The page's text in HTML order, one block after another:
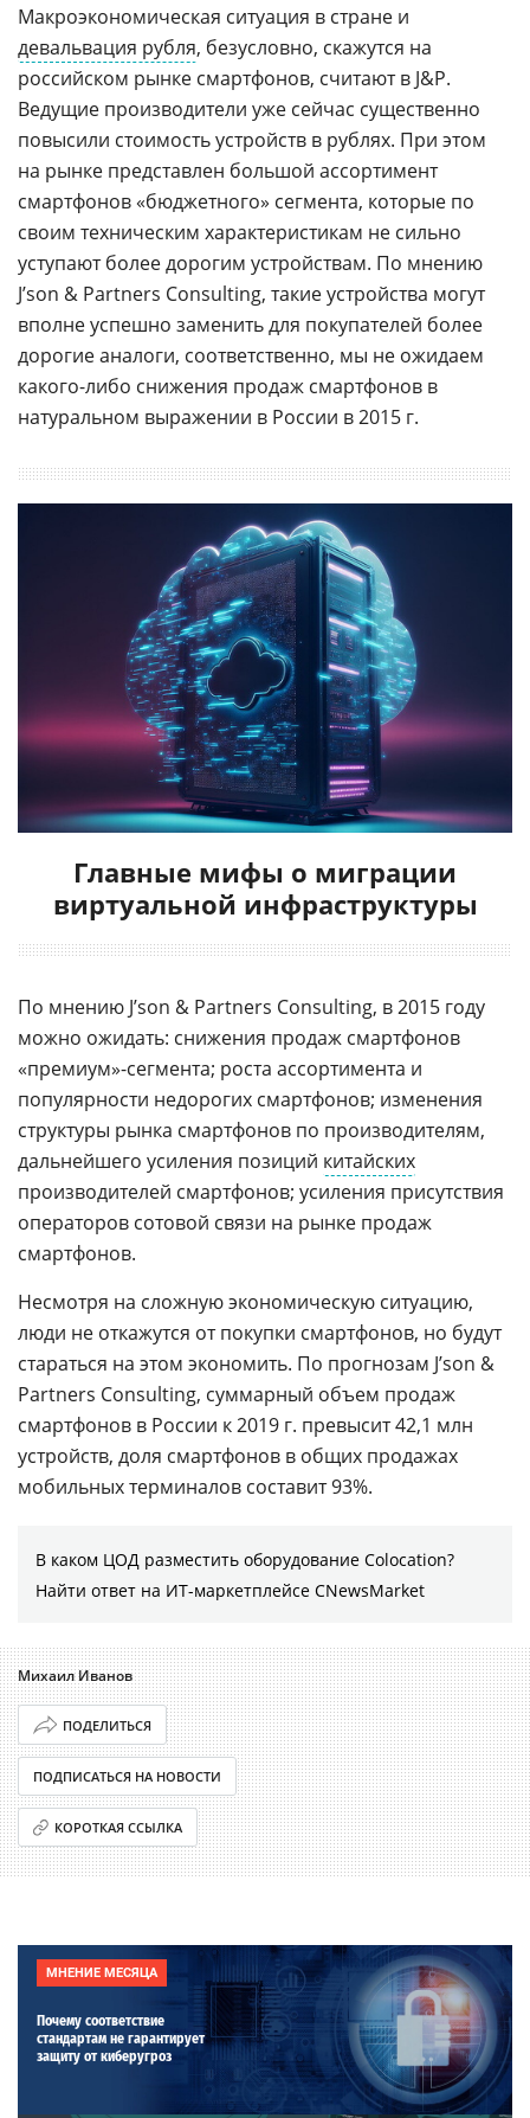
Макроэкономическая ситуация в стране и
девальвация рубля, безусловно, скажутся на
российском рынке смартфонов, считают в J&P.
Ведущие производители уже сейчас существенно
повысили стоимость устройств в рублях. При этом
на рынке представлен большой ассортимент
смартфонов «бюджетного» сегмента, которые по
своим техническим характеристикам не сильно
уступают более дорогим устройствам. По мнению
J’son & Partners Consulting, такие устройства могут
вполне успешно заменить для покупателей более
дорогие аналоги, соответственно, мы не ожидаем
какого-либо снижения продаж смартфонов в
натуральном выражении в России в 2015 г.
Главные мифы о миграции
виртуальной инфраструктуры
По мнению J’son & Partners Consulting, в 2015 году
можно ожидать: снижения продаж смартфонов
«премиум»-сегмента; роста ассортимента и
популярности недорогих смартфонов; изменения
структуры рынка смартфонов по производителям,
дальнейшего усиления позиций китайских
производителей смартфонов; усиления присутствия
операторов сотовой связи на рынке продаж
смартфонов.
Несмотря на сложную экономическую ситуацию,
люди не откажутся от покупки смартфонов, но будут
стараться на этом экономить. По прогнозам J’son &
Partners Consulting, суммарный объем продаж
смартфонов в России к 2019 г. превысит 42,1 млн
устройств, доля смартфонов в общих продажах
мобильных терминалов составит 93%.
В каком ЦОД разместить оборудование Colocation?
Найти ответ на ИТ-маркетплейсе CNewsMarket
Михаил Иванов
ПОДЕЛИТЬСЯ
ПОДПИСАТЬСЯ НА НОВОСТИ
КОРОТКАЯ ССЫЛКА
МНЕНИЕ МЕСЯЦА
Почему соответствие
стандартам не гарантирует
защиту от киберугроз